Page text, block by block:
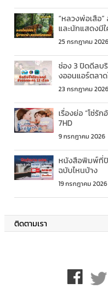
“หลวงพ่อเสือ”
และนักแสดงมี
25 กรกฎาคม 2026
ช่อง 3 ปิดดีลบริ
งออนแอร์ตลา
23 กรกฎาคม 2026
เรื่องย่อ “โซ่รั
7HD
9 กรกฎาคม 2026
หนังสือพิมพ์ที่
ฉบับไหนบ้าง
19 กรกฎาคม 2026
ติดตามเรา